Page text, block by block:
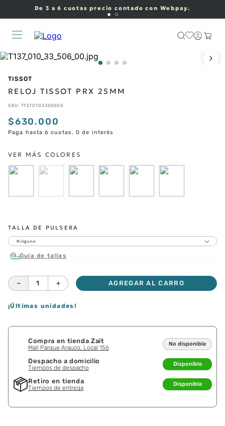
De 3 a 6 cuotas precio contado con Webpay.
TISSOT
RELOJ TISSOT PRX 25MM
SKU: T1370103350600
$630.000
Paga hasta 6 cuotas, 0 de interés
TALLA DE PULSERA
Ninguno
Guía de tallas
＋
－ AGREGAR AL CARRO
¡Últimas unidades!
Compra en tienda Zait
Mall Parque Arauco, Local 156
No disponible
Despacho a domicilio
Tiempos de despacho
Disponible
Retiro en tienda
Tiempos de entrega
Disponible